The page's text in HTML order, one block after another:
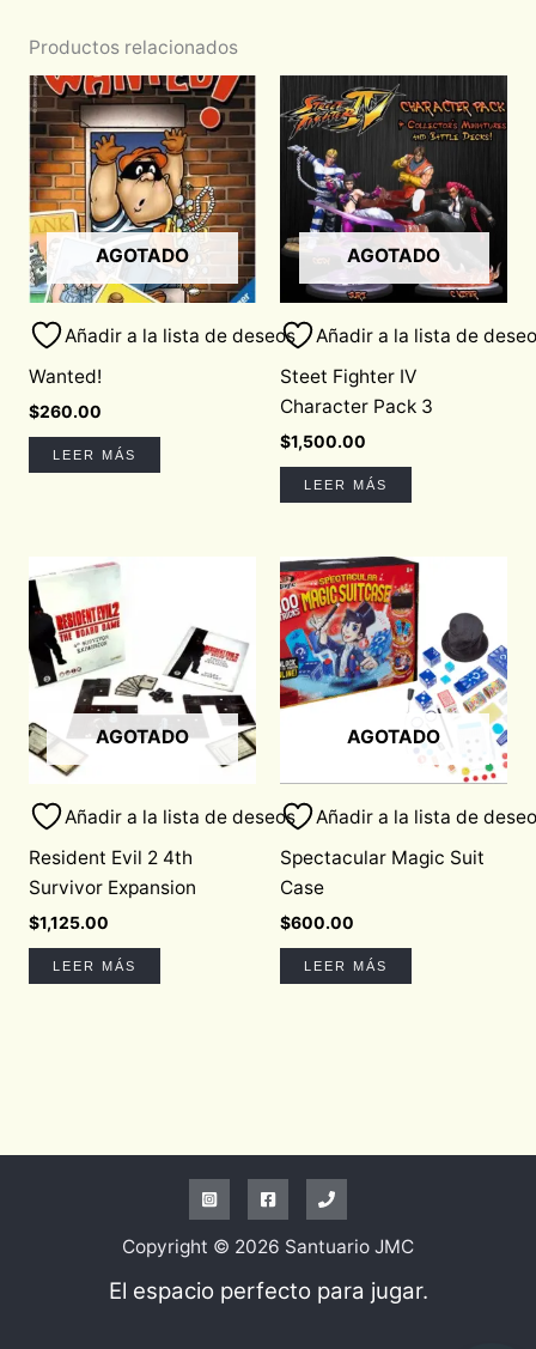
Productos relacionados
AGOTADO
Añadir a la lista de deseos
Wanted!
$260.00
LEER MÁS
AGOTADO
Añadir a la lista de
Steet Fighter IV
Character Pack 3
$1,500.00
LEER MÁS
AGOTADO
Añadir a la lista de deseos
Resident Evil 2 4th
Survivor Expansion
$1,125.00
LEER MÁS
AGOTADO
Añadir a la lista de
Spectacular Magic Suit
Case
$600.00
LEER MÁS
Copyright © 2026 Santuario JMC
El espacio perfecto para jugar.